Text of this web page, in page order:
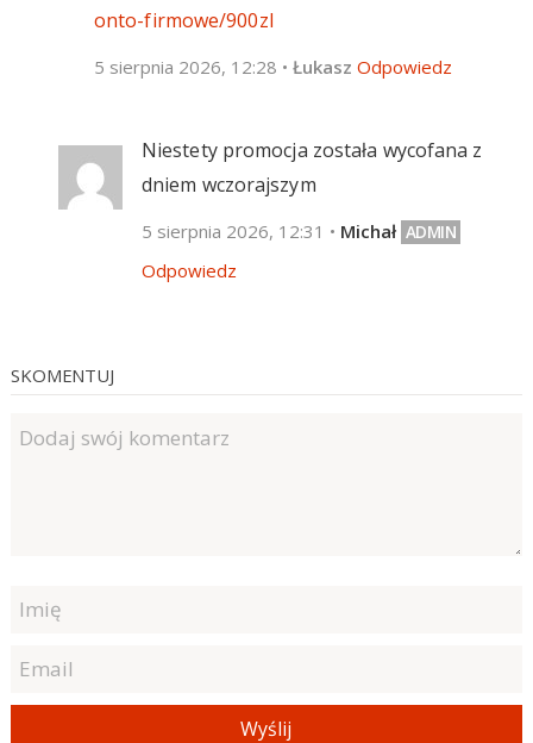
onto-firmowe/900zl
5 sierpnia 2026, 12:28 • Łukasz Odpowiedz
Niestety promocja została wycofana z
dniem wczorajszym
5 sierpnia 2026, 12:31 • Michał
Odpowiedz
SKOMENTUJ
Wyślij